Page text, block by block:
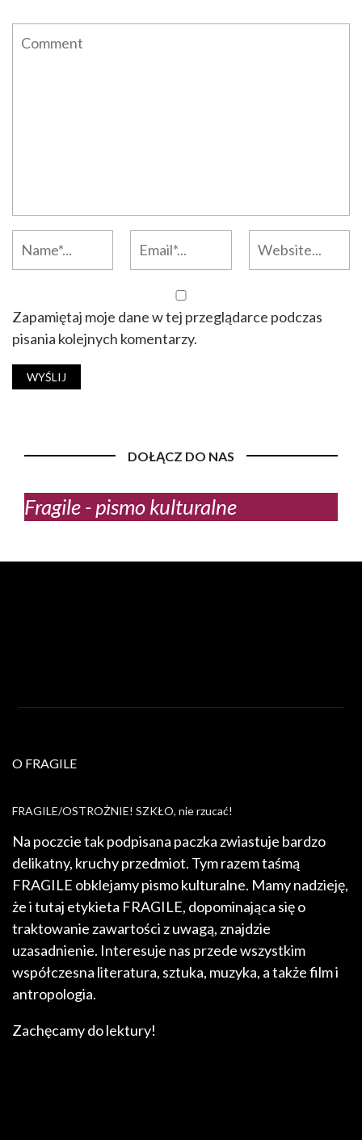
Zapamiętaj moje dane w tej przeglądarce podczas
pisania kolejnych komentarzy.
DOŁĄCZ DO NAS
Fragile - pismo kulturalne
O FRAGILE
FRAGILE/OSTROŻNIE! SZKŁO, nie rzucać!
Na poczcie tak podpisana paczka zwiastuje bardzo
delikatny, kruchy przedmiot. Tym razem taśmą
FRAGILE obklejamy pismo kulturalne. Mamy nadzieję,
że i tutaj etykieta FRAGILE, dopominająca się o
traktowanie zawartości z uwagą, znajdzie
uzasadnienie. Interesuje nas przede wszystkim
współczesna literatura, sztuka, muzyka, a także film i
antropologia.
Zachęcamy do lektury!